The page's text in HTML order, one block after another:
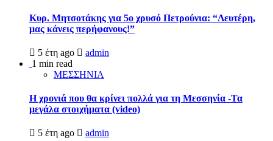
Κυρ. Μητσοτάκης για 5ο χρυσό Πετρούνια: “Λευτέρη,
μας κάνεις περήφανους!”
5 έτη ago
admin
1 min read
ΜΕΣΣΗΝΙΑ
Η χρονιά που θα κρίνει πολλά για τη Μεσσηνία -Τα
μεγάλα στοιχήματα (video)
5 έτη ago admin